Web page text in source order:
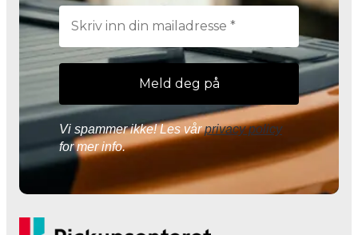
Vi spammer ikke! Les vårprivacy policy
for mer info.